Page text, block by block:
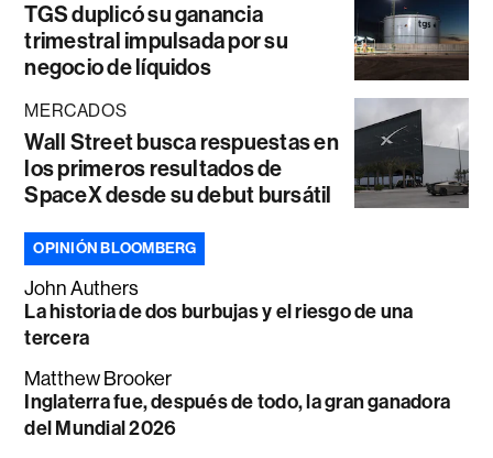
TGS duplicó su ganancia
trimestral impulsada por su
negocio de líquidos
MERCADOS
Wall Street busca respuestas en
los primeros resultados de
SpaceX desde su debut bursátil
OPINIÓN BLOOMBERG
John Authers
La historia de dos burbujas y el riesgo de una
tercera
Matthew Brooker
Inglaterra fue, después de todo, la gran ganadora
del Mundial 2026